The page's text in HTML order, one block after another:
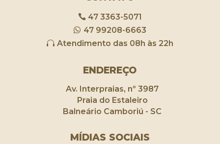
47 3363-5071
47 99208-6663
Atendimento das 08h às 22h
ENDEREÇO
Av. Interpraias, nº 3987
Praia do Estaleiro
Balneário Camboriú - SC
MÍDIAS SOCIAIS